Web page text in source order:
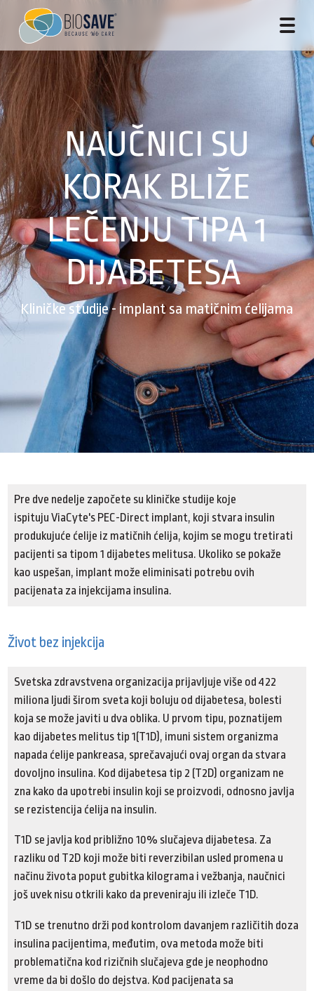
NAUČNICI SU
KORAK BLIŽE
LEČENJU TIPA 1
DIJABETESA
Kliničke studije - implant sa matičnim ćelijama
Pre dve nedelje započete su kliničke studije koje
ispituju ViaCyte's PEC-Direct implant, koji stvara insulin
produkujuće ćelije iz matičnih ćelija, kojim se mogu tretirati
pacijenti sa tipom 1 dijabetes melitusa. Ukoliko se pokaže
kao uspešan, implant može eliminisati potrebu ovih
pacijenata za injekcijama insulina.
Život bez injekcija
Svetska zdravstvena organizacija prijavljuje više od 422
miliona ljudi širom sveta koji boluju od dijabetesa, bolesti
koja se može javiti u dva oblika. U prvom tipu, poznatijem
kao dijabetes melitus tip 1(T1D), imuni sistem organizma
napada ćelije pankreasa, sprečavajući ovaj organ da stvara
dovoljno insulina. Kod dijabetesa tip 2 (T2D) organizam ne
zna kako da upotrebi insulin koji se proizvodi, odnosno javlja
se rezistencija ćelija na insulin.
T1D se javlja kod približno 10% slučajeva dijabetesa. Za
razliku od T2D koji može biti reverzibilan usled promena u
načinu života poput gubitka kilograma i vežbanja, naučnici
još uvek nisu otkrili kako da preveniraju ili izleče T1D.
T1D se trenutno drži pod kontrolom davanjem različitih doza
insulina pacijentima, međutim, ova metoda može biti
problematična kod rizičnih slučajeva gde je neophodno
vreme da bi došlo do dejstva. Kod pacijenata sa